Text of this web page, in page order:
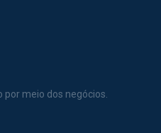
meio dos negócios.